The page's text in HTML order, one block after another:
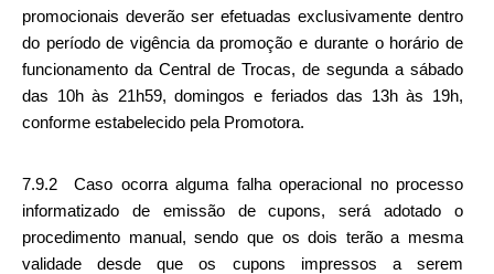
promocionais deverão ser efetuadas exclusivamente dentro
do período de vigência da promoção e durante o horário de
funcionamento da Central de Trocas, de segunda a sábado
das 10h às 21h59, domingos e feriados das 13h às 19h,
conforme estabelecido pela Promotora.
7.9.2  Caso ocorra alguma falha operacional no processo
informatizado de emissão de cupons, será adotado o
procedimento manual, sendo que os dois terão a mesma
validade desde que os cupons impressos a serem